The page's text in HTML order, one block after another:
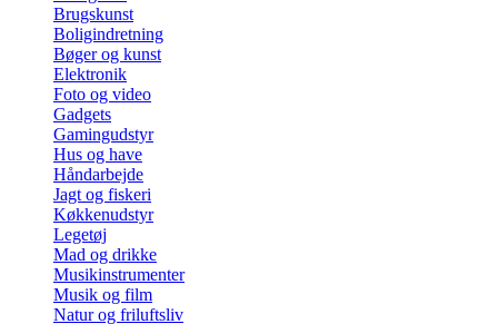
Brugskunst
Boligindretning
Bøger og kunst
Elektronik
Foto og video
Gadgets
Gamingudstyr
Hus og have
Håndarbejde
Jagt og fiskeri
Køkkenudstyr
Legetøj
Mad og drikke
Musikinstrumenter
Musik og film
Natur og friluftsliv